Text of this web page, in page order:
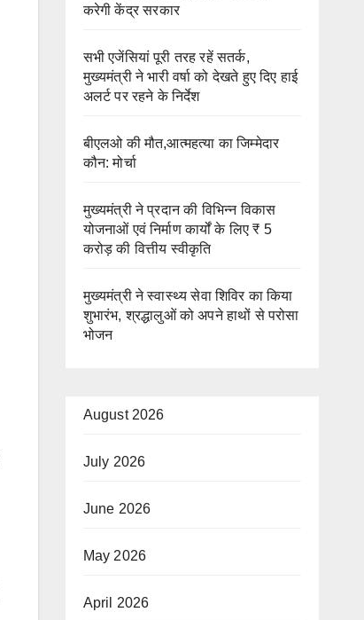
करेगी केंद्र सरकार
सभी एजेंसियां पूरी तरह रहें सतर्क,
मुख्यमंत्री ने भारी वर्षा को देखते हुए दिए हाई
अलर्ट पर रहने के निर्देश
बीएलओ की मौत,आत्महत्या का जिम्मेदार
कौन: मोर्चा
मुख्यमंत्री ने प्रदान की विभिन्न विकास
योजनाओं एवं निर्माण कार्यों के लिए ₹ 5
करोड़ की वित्तीय स्वीकृति
मुख्यमंत्री ने स्वास्थ्य सेवा शिविर का किया
शुभारंभ, श्रद्धालुओं को अपने हाथों से परोसा
भोजन
August 2026
July 2026
June 2026
May 2026
April 2026